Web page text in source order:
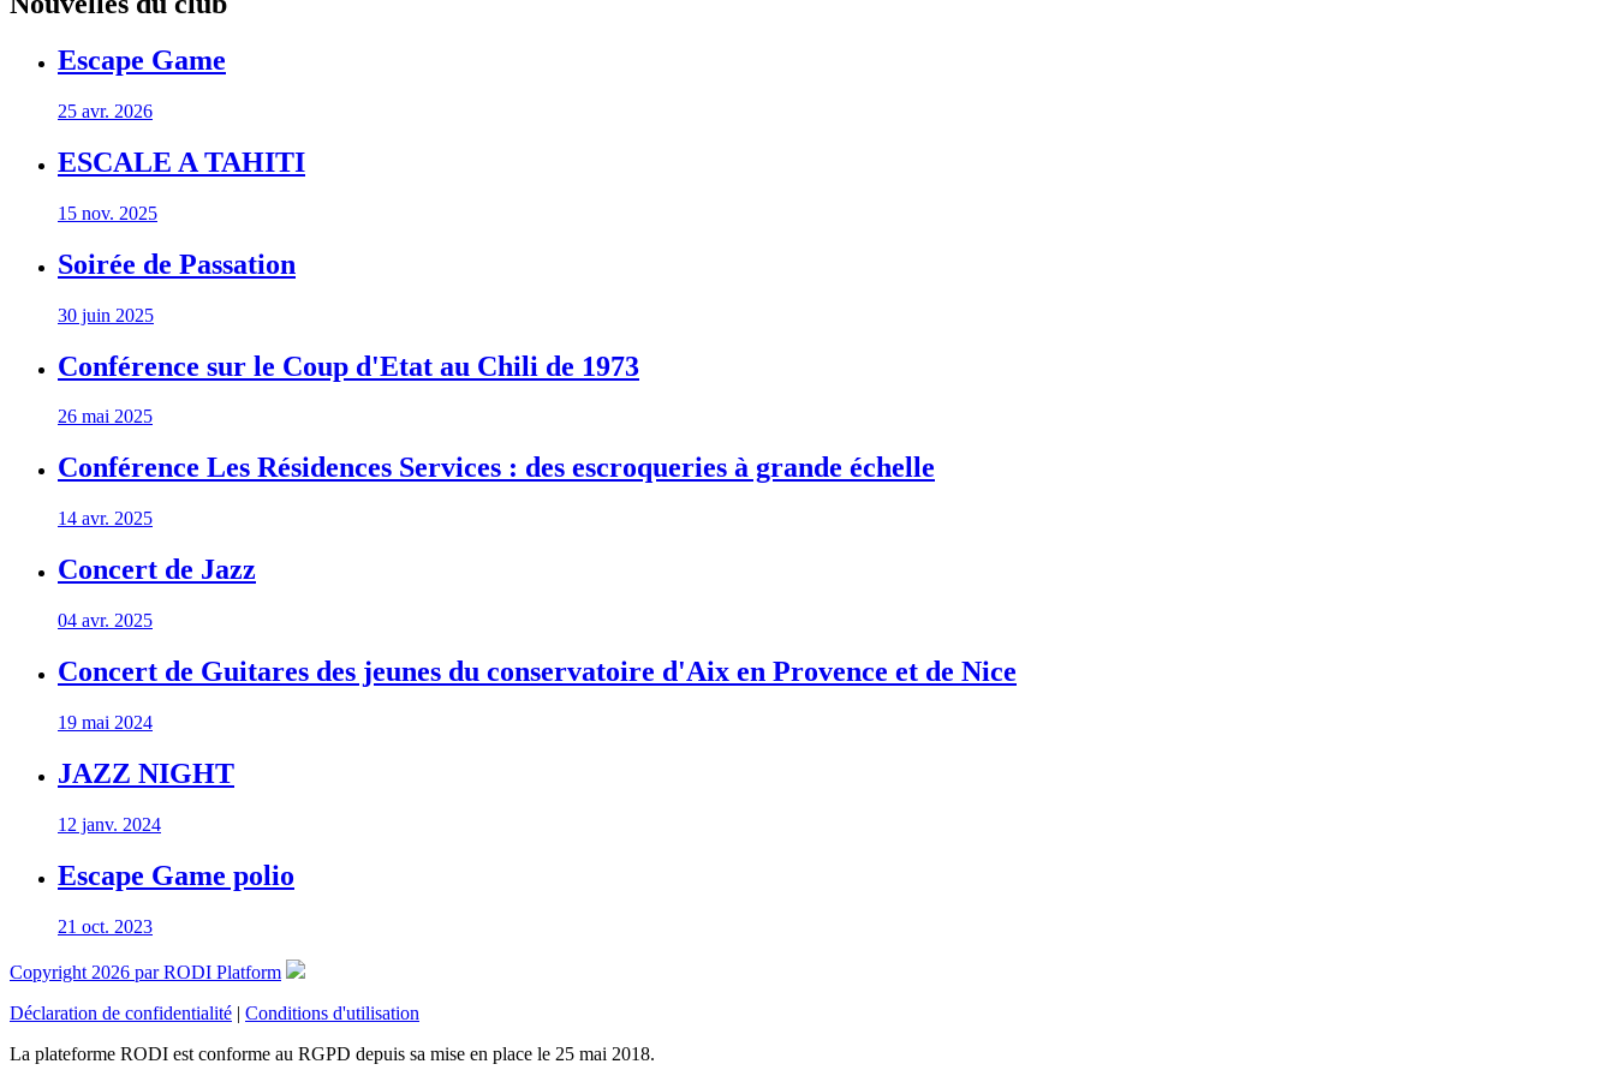
Escape Game
25 avr. 2026
ESCALE A TAHITI
15 nov. 2025
Soirée de Passation
30 juin 2025
Conférence sur le Coup d'Etat au Chili de 1973
26 mai 2025
Conférence Les Résidences Services : des escroqueries à grande échelle
14 avr. 2025
Concert de Jazz
04 avr. 2025
Concert de Guitares des jeunes du conservatoire d'Aix en Provence et de Nice
19 mai 2024
JAZZ NIGHT
12 janv. 2024
Escape Game polio
21 oct. 2023
Copyright 2026 par RODI Platform
Déclaration de confidentialité | Conditions d'utilisation
La plateforme RODI est conforme au RGPD depuis sa mise en place le 25 mai 2018.